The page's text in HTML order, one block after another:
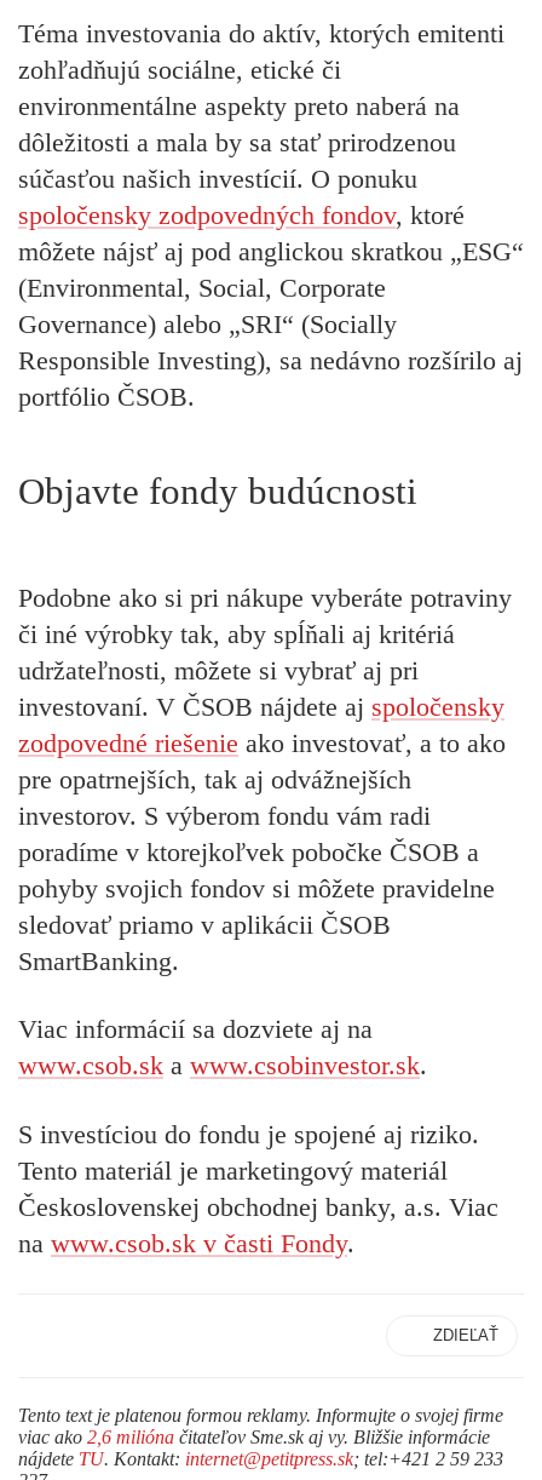
Téma investovania do aktív, ktorých emitenti
zohľadňujú sociálne, etické či
environmentálne aspekty preto naberá na
dôležitosti a mala by sa stať prirodzenou
súčasťou našich investícií. O ponuku
spoločensky zodpovedných fondov, ktoré
môžete nájsť aj pod anglickou skratkou „ESG“
(Environmental, Social, Corporate
Governance) alebo „SRI“ (Socially
Responsible Investing), sa nedávno rozšírilo aj
portfólio ČSOB.
Objavte fondy budúcnosti
Podobne ako si pri nákupe vyberáte potraviny
či iné výrobky tak, aby spĺňali aj kritériá
udržateľnosti, môžete si vybrať aj pri
investovaní. V ČSOB nájdete aj spoločensky
zodpovedné riešenie ako investovať, a to ako
pre opatrnejších, tak aj odvážnejších
investorov. S výberom fondu vám radi
poradíme v ktorejkoľvek pobočke ČSOB a
pohyby svojich fondov si môžete pravidelne
sledovať priamo v aplikácii ČSOB
SmartBanking.
Viac informácií sa dozviete aj na
www.csob.sk a www.csobinvestor.sk.
S investíciou do fondu je spojené aj riziko.
Tento materiál je marketingový materiál
Československej obchodnej banky, a.s. Viac
na www.csob.sk v časti Fondy.
ZDIEĽAŤ
Tento text je platenou formou reklamy. Informujte o svojej firme
viac ako 2,6 milióna čitateľov Sme.sk aj vy. Bližšie informácie
nájdete TU. Kontakt: internet@petitpress.sk; tel:+421 2 59 233